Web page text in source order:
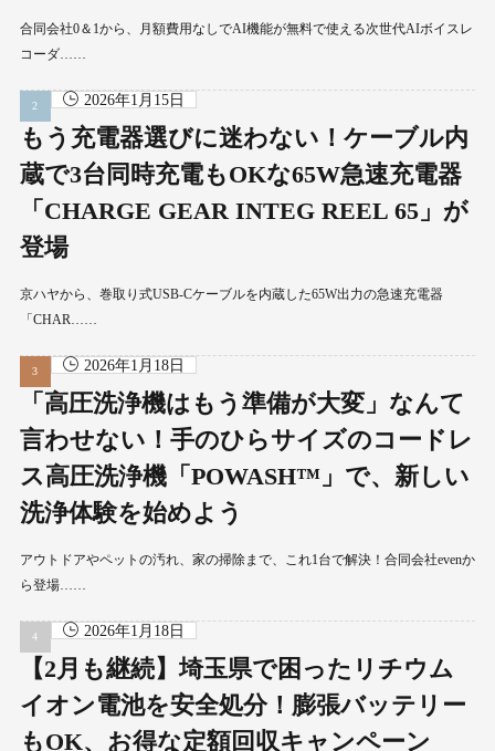
合同会社0＆1から、月額費用なしでAI機能が無料で使える次世代AIボイスレ
コーダ……
2026年1月15日
もう充電器選びに迷わない！ケーブル内
蔵で3台同時充電もOKな65W急速充電器
「CHARGE GEAR INTEG REEL 65」が
登場
京ハヤから、巻取り式USB-Cケーブルを内蔵した65W出力の急速充電器
「CHAR……
2026年1月18日
「高圧洗浄機はもう準備が大変」なんて
言わせない！手のひらサイズのコードレ
ス高圧洗浄機「POWASH™」で、新しい
洗浄体験を始めよう
アウトドアやペットの汚れ、家の掃除まで、これ1台で解決！合同会社evenか
ら登場……
2026年1月18日
【2月も継続】埼玉県で困ったリチウム
イオン電池を安全処分！膨張バッテリー
もOK、お得な定額回収キャンペーン